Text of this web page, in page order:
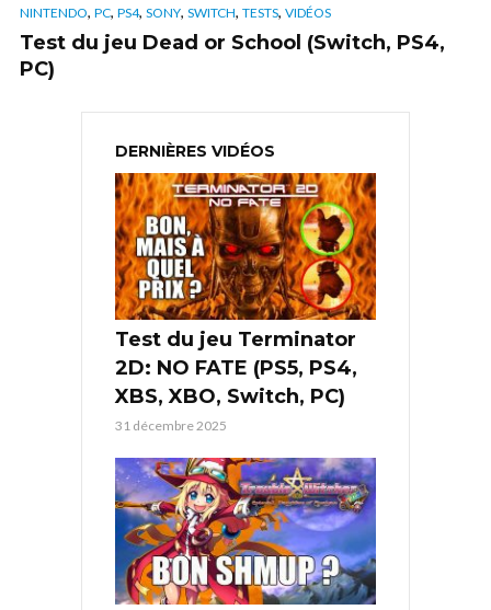
NINTENDO, PC, PS4, SONY, SWITCH, TESTS, VIDÉOS
Test du jeu Dead or School (Switch, PS4,
PC)
DERNIÈRES VIDÉOS
Test du jeu Terminator
2D: NO FATE (PS5, PS4,
XBS, XBO, Switch, PC)
31 décembre 2025